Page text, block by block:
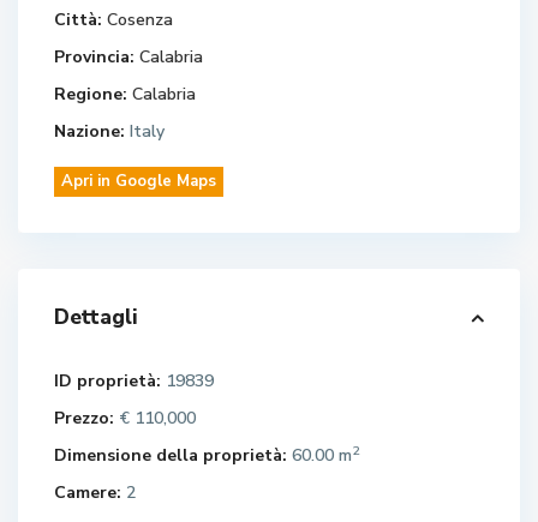
Città: Cosenza
Provincia: Calabria
Regione: Calabria
Nazione: Italy
Apri in Google Maps
Dettagli
ID proprietà: 19839
Prezzo: € 110,000
Dimensione della proprietà: 60.00 m2
Camere: 2